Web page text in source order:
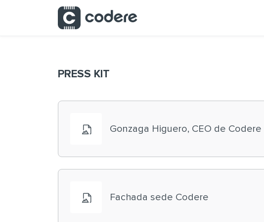
Saltar al contenido principal
PRESS KIT
Gonzaga Higuero, CEO de Codere
Fachada sede Codere